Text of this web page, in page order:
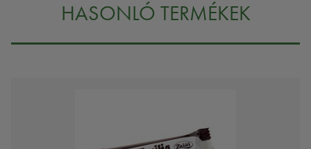
HASONLÓ TERMÉKEK